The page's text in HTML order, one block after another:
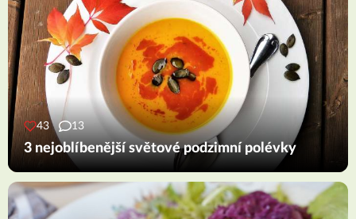
43 13
3 nejoblíbenější světové podzimní polévky